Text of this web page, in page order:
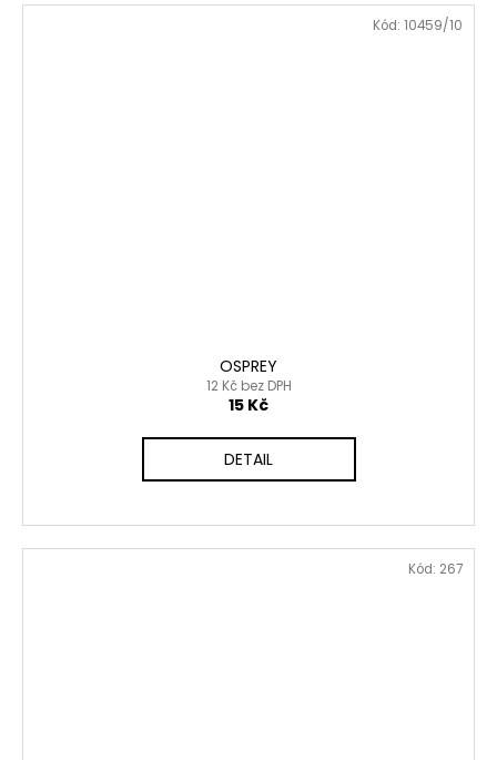
OSPREY
12 Kč bez DPH
15 Kč
DETAIL
Kód: 10459/10
Kód: 267